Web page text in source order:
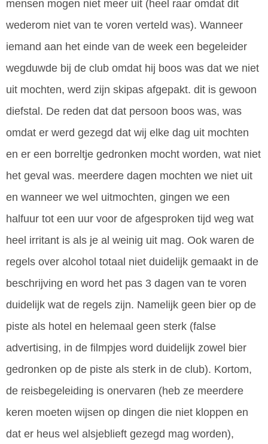
mensen mogen niet meer uit (heel raar omdat dit
wederom niet van te voren verteld was). Wanneer
iemand aan het einde van de week een begeleider
wegduwde bij de club omdat hij boos was dat we niet
uit mochten, werd zijn skipas afgepakt. dit is gewoon
diefstal. De reden dat dat persoon boos was, was
omdat er werd gezegd dat wij elke dag uit mochten
en er een borreltje gedronken mocht worden, wat niet
het geval was. meerdere dagen mochten we niet uit
en wanneer we wel uitmochten, gingen we een
halfuur tot een uur voor de afgesproken tijd weg wat
heel irritant is als je al weinig uit mag. Ook waren de
regels over alcohol totaal niet duidelijk gemaakt in de
beschrijving en word het pas 3 dagen van te voren
duidelijk wat de regels zijn. Namelijk geen bier op de
piste als hotel en helemaal geen sterk (false
advertising, in de filmpjes word duidelijk zowel bier
gedronken op de piste als sterk in de club). Kortom,
de reisbegeleiding is onervaren (heb ze meerdere
keren moeten wijsen op dingen die niet kloppen en
dat er heus wel alsjeblieft gezegd mag worden),